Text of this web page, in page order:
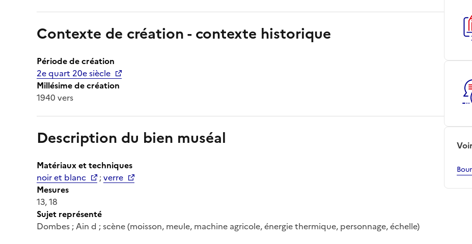
Contexte de création - contexte historique
Période de création
2e quart 20e siècle
Millésime de création
1940 vers
Description du bien muséal
Matériaux et techniques
noir et blanc
;verre
Mesures
13, 18
Sujet représenté
Dombes ; Ain d ; scène (moisson, meule, machine agricole, énergie thermique, personnage, échelle)